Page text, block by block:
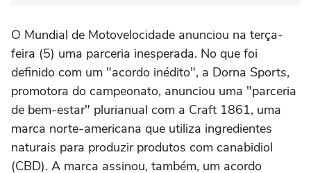
O Mundial de Motovelocidade anunciou na terça-
feira (5) uma parceria inesperada. No que foi
definido com um "acordo inédito", a Dorna Sports,
promotora do campeonato, anunciou uma "parceria
de bem-estar" plurianual com a Craft 1861, uma
marca norte-americana que utiliza ingredientes
naturais para produzir produtos com canabidiol
(CBD). A marca assinou, também, um acordo